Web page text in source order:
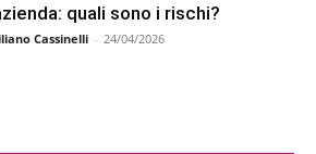
quali sono i rischi?
Cassinelli - 24/04/2026